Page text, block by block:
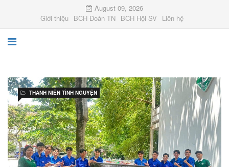
August 09, 2026
Giới thiệu
BCH Đoàn TN BCH Hội SV Liên hệ
THANH NIÊN TÌNH NGUYỆN